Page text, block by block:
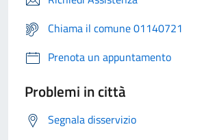
Chiama il comune 01140721
Prenota un appuntamento
Problemi in città
Segnala disservizio